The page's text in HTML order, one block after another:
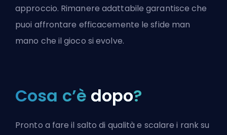
approccio. Rimanere adattabile garantisce che
puoi affrontare efficacemente le sfide man
mano che il gioco si evolve.
Cosa c’è dopo?
Pronto a fare il salto di qualità e scalare i rank su